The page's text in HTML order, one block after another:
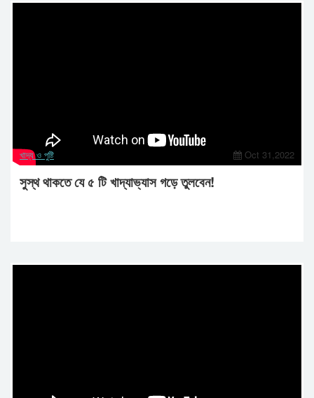
খাদ্য ও পুষ্টি Oct 31,2022
সুস্থ থাকতে যে ৫ টি খাদ্যাভ্যাস গড়ে তুলবেন!